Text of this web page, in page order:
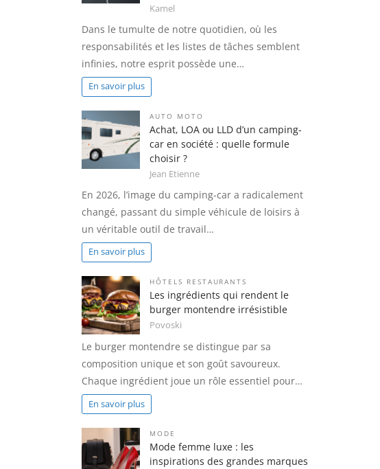
Kamel
Dans le tumulte de notre quotidien, où les
responsabilités et les listes de tâches semblent
infinies, notre esprit possède une…
En savoir plus
AUTO MOTO
Achat, LOA ou LLD d’un camping-
car en société : quelle formule
choisir ?
Jean Etienne
En 2026, l’image du camping-car a radicalement
changé, passant du simple véhicule de loisirs à
un véritable outil de travail…
En savoir plus
HÔTELS RESTAURANTS
Les ingrédients qui rendent le
burger montendre irrésistible
Povoski
Le burger montendre se distingue par sa
composition unique et son goût savoureux.
Chaque ingrédient joue un rôle essentiel pour…
En savoir plus
MODE
Mode femme luxe : les
inspirations des grandes marques